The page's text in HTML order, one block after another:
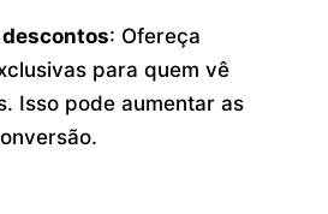
descontos: Ofereça
para quem vê
Isso pode aumentar as